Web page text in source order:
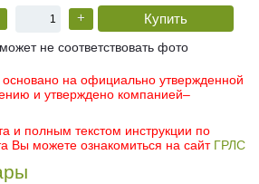
+
не соответствовать фото
на официально утвержденной
и утверждено компанией–
и полным текстом инструкции по
Вы можете ознакомиться на сайт ГРЛС